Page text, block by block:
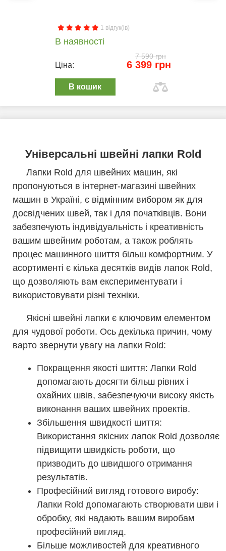
1 відгук(ів)
В наявності
7 590 грн
Ціна: 6 399 грн
В кошик
Універсальні швейні лапки Rold
Лапки Rold для швейних машин, які
пропонуються в інтернет-магазині швейних
машин в Україні, є відмінним вибором як для
досвідчених швей, так і для початківців. Вони
забезпечують індивідуальність і креативність
вашим швейним роботам, а також роблять
процес машинного шиття більш комфортним. У
асортименті є кілька десятків видів лапок Rold,
що дозволяють вам експериментувати і
використовувати різні техніки.
Якісні швейні лапки є ключовим елементом
для чудової роботи. Ось декілька причин, чому
варто звернути увагу на лапки Rold:
Покращення якості шиття: Лапки Rold
допомагають досягти більш рівних і
охайних швів, забезпечуючи високу якість
виконання ваших швейних проектів.
Збільшення швидкості шиття:
Використання якісних лапок Rold дозволяє
підвищити швидкість роботи, що
призводить до швидшого отримання
результатів.
Професійний вигляд готового виробу:
Лапки Rold допомагають створювати шви і
обробку, які надають вашим виробам
професійний вигляд.
Більше можливостей для креативного